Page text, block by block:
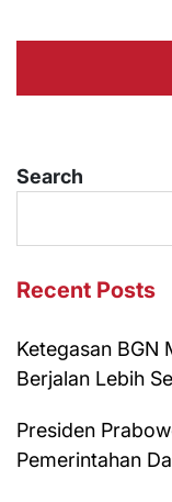
Search
Recent Posts
Ketegasan BGN
Berjalan Lebih
Presiden
Pemerintahan